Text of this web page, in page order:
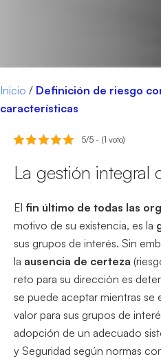
Inicio / Definición de riesgo
características
5/5 - (1 voto)
La gestión integral
El fin último de todas las
motivo de su existencia, es la
sus grupos de interés. Sin
la ausencia de certeza
reto para su dirección es
se puede aceptar mientras se
valor para sus grupos de
adopción de un adecuado
y Seguridad según normas